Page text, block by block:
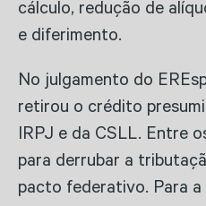
cálculo, redução de
e diferimento.
No julgamento do
retirou o crédito
IRPJ e da CSLL. Entre
para derrubar a
pacto federativo. Para a